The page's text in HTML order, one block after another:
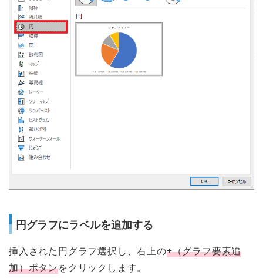
円グラフにラベルを追加する
挿入された円グラフ選択し、右上の+（グラフ要素追
加）ボタンをクリックします。